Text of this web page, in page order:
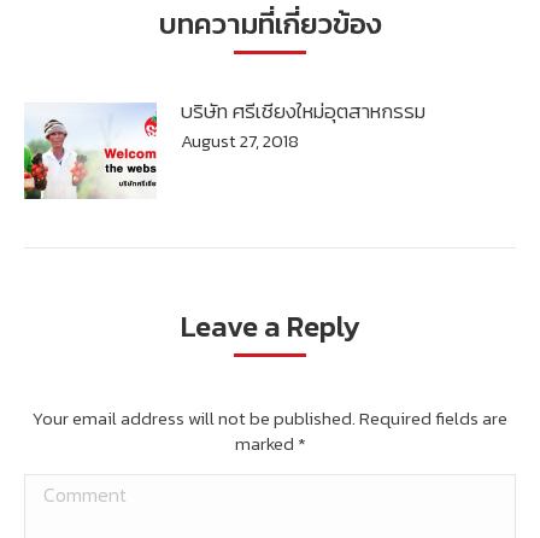
บทความที่เกี่ยวข้อง
บริษัท ศรีเชียงใหม่อุตสาหกรรม
August 27, 2018
Leave a Reply
Your email address will not be published. Required fields are
marked *
Comment